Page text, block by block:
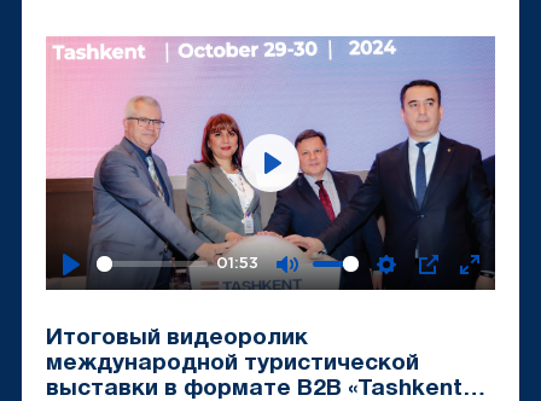
Play
01:53
Mute
Enter
Play
Итоговый видеоролик
международной туристической
выставки в формате B2B «Tashkent